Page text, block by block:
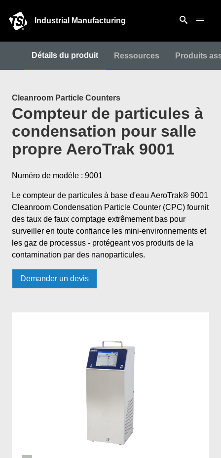
Industrial Manufacturing
Détails du produit Ressources Produits
Cleanroom Particle Counters
Compteur de particules à
condensation pour salle
propre AeroTrak 9001
Numéro de modèle : 9001
Le compteur de particules à base d'eau AeroTrak® 9001
Cleanroom Condensation Particle Counter (CPC) fournit
des taux de faux comptage extrêmement bas pour
surveiller en toute confiance les mini-environnements et
les gaz de processus - protégeant vos produits de la
contamination par des nanoparticules.
Demander un devis